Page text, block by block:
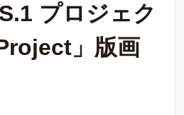
プロジェク
」版画